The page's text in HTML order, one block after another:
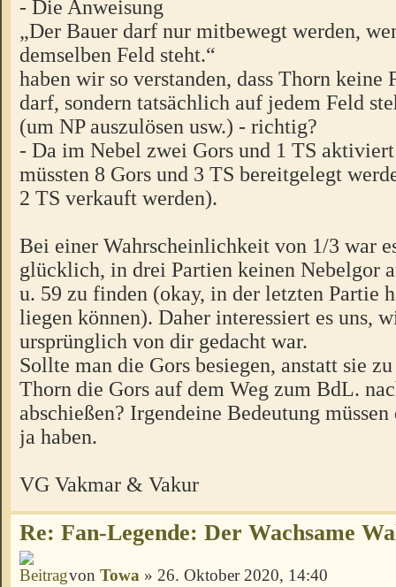
- Die Anweisung
„Der Bauer darf nur mitbewegt werden,
demselben Feld steht.“
haben wir so verstanden, dass Thorn keine
darf, sondern tatsächlich auf jedem Feld
(um NP auszulösen usw.) - richtig?
- Da im Nebel zwei Gors und 1 TS
müssten 8 Gors und 3 TS bereitgelegt
2 TS verkauft werden).
Bei einer Wahrscheinlichkeit von 1/3 war
glücklich, in drei Partien keinen Nebelgor
u. 59 zu finden (okay, in der letzten Partie
liegen können). Daher interessiert es uns,
ursprünglich von dir gedacht war.
Sollte man die Gors besiegen, anstatt sie
Thorn die Gors auf dem Weg zum BdL.
abschießen? Irgendeine Bedeutung
ja haben.
VG Vakmar & Vakur
Re: Fan-Legende: Der Wachsame
von Towa » 26. Oktober 2020, 14:40